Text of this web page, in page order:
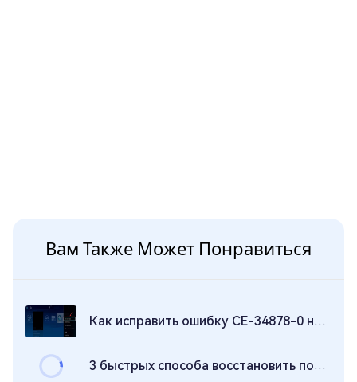
Вам Также Может Понравиться
Как исправить ошибку CE-34878-0 на PS4?
3 быстрых способа восстановить потерянные сохранённые игровые данные на PS5